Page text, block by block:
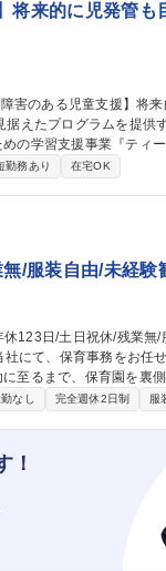
将来的に児発管も
えたプログラムを提供
の学習支援事業『ティ
。入社後半年をかけた
。 募集職種 保育士資格歓迎【発
勤務あり 在宅OK
/服装自由/未経験
にて、保育事務をお任
るまで、保育園を裏側か
の勤怠管理 ■保護者から
もあるためスムーズに
の指定する業務 募集職種 【東
なし 完全週休2日制 服
！